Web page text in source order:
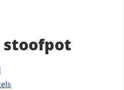
stoofpot